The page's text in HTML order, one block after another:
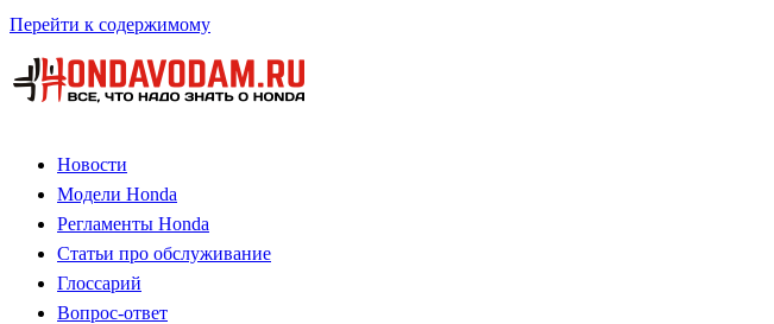
Перейти к содержимому
Новости
Модели Honda
Регламенты Honda
Статьи про обслуживание
Глоссарий
Вопрос-ответ